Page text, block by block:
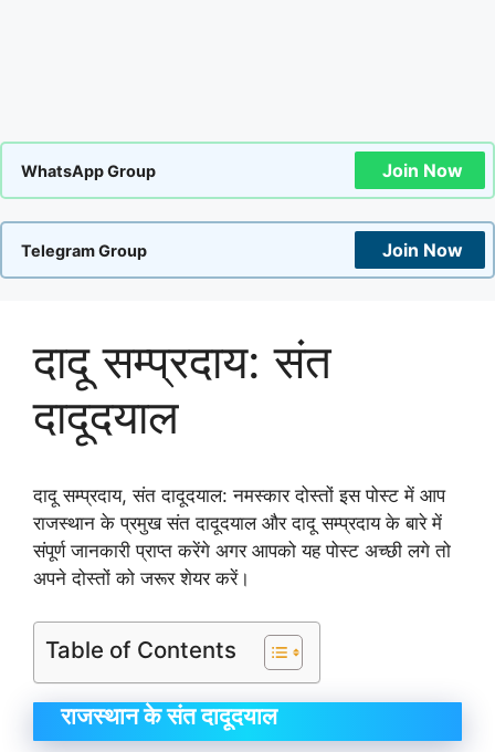
WhatsApp Group Join Now
Telegram Group Join Now
दादू सम्प्रदाय: संत
दादूदयाल
दादू सम्प्रदाय, संत दादूदयाल: नमस्कार दोस्तों इस पोस्ट में आप
राजस्थान के प्रमुख संत दादूदयाल और दादू सम्प्रदाय के बारे में
संपूर्ण जानकारी प्राप्त करेंगे अगर आपको यह पोस्ट अच्छी लगे तो
अपने दोस्तों को जरूर शेयर करें।
Table of Contents
राजस्थान के संत दादूदयाल